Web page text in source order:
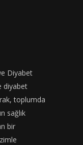
Diyabet
diyabet
toplumda
sağlık
bir